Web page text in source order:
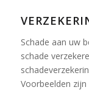
Schade aan uw
schade
Voorbeelden